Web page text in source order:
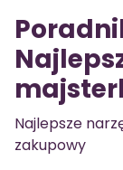
Najlepsze
zakupowy